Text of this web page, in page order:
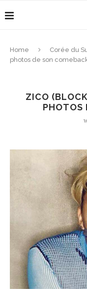
Home Corée du
photos de son
ZICO
PHOTOS